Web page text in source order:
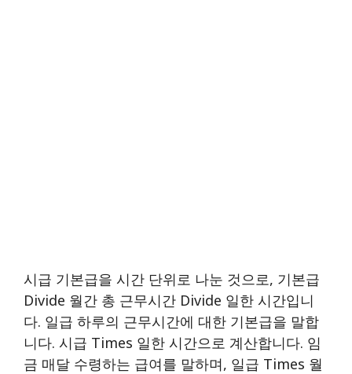
시급 기본급을 시간 단위로 나눈 것으로, 기본급
Divide 월간 총 근무시간 Divide 일한 시간입니
다. 일급 하루의 근무시간에 대한 기본급을 말합
니다. 시급 Times 일한 시간으로 계산합니다. 임
금 매달 수령하는 급여를 말하며, 일급 Times 월